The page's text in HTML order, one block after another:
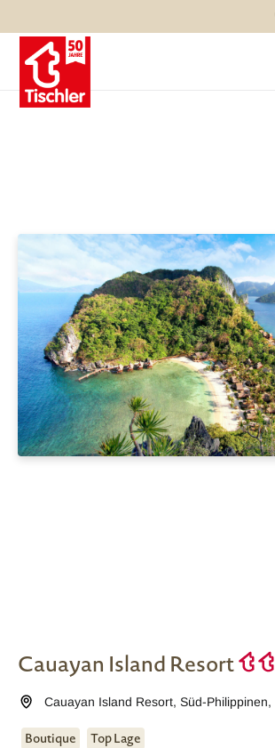
Cauayan Island Resort
Cauayan Island Resort,Süd-Philippinen,
Boutique Top Lage